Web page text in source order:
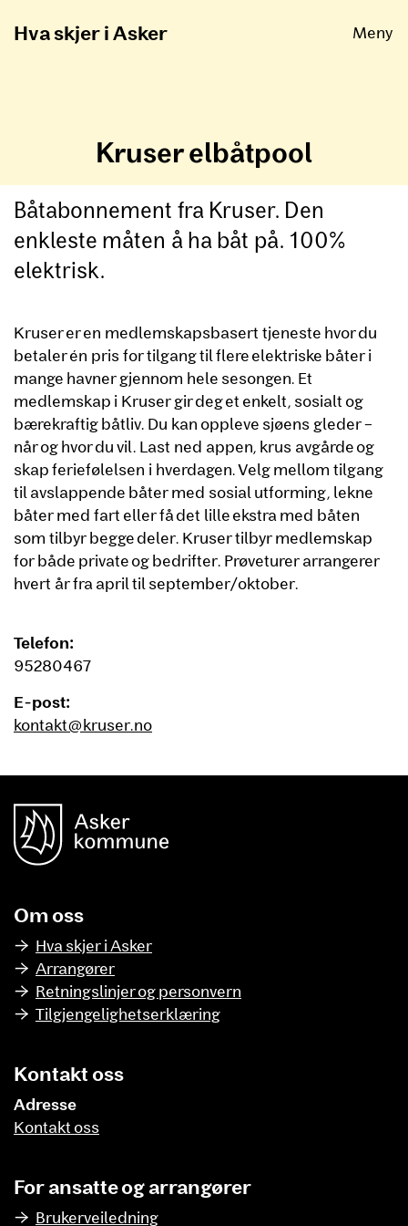
Hva skjer i Asker Meny
Kruser elbåtpool
Båtabonnement fra Kruser. Den
enkleste måten å ha båt på. 100%
elektrisk.
Kruser er en medlemskapsbasert tjeneste hvor du
betaler én pris for tilgang til flere elektriske båter i
mange havner gjennom hele sesongen. Et
medlemskap i Kruser gir deg et enkelt, sosialt og
bærekraftig båtliv. Du kan oppleve sjøens gleder –
når og hvor du vil. Last ned appen, krus avgårde og
skap feriefølelsen i hverdagen. Velg mellom tilgang
til avslappende båter med sosial utforming, lekne
båter med fart eller få det lille ekstra med båten
som tilbyr begge deler. Kruser tilbyr medlemskap
for både private og bedrifter. Prøveturer arrangerer
hvert år fra april til september/oktober.
Telefon:
95280467
E-post:
kontakt@kruser.no
Om oss
Hva skjer i Asker
Arrangører
Retningslinjer og personvern
Tilgjengelighetserklæring
Kontakt oss
Adresse
Kontakt oss
For ansatte og arrangører
Brukerveiledning